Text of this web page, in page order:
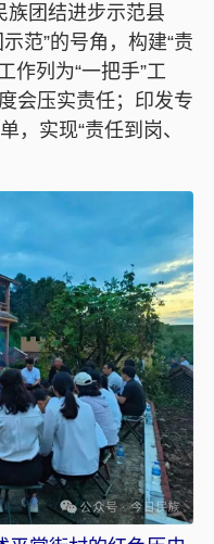
族团结进步示范县
范”的号角，构建“责
作列为“一把手”工
会压实责任；印发专
，实现“责任到岗、